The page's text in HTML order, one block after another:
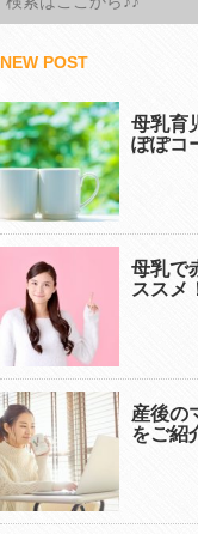
NEW POST
母乳育
ぽぽコ
母乳で
ススメ
産後の
をご紹